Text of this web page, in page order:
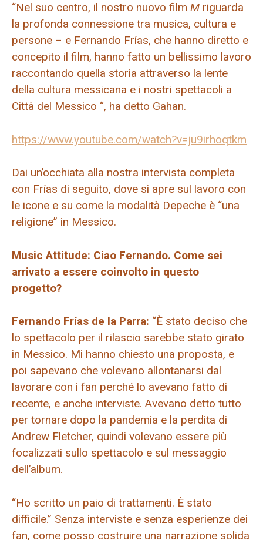
“Nel suo centro, il nostro nuovo film M riguarda
la profonda connessione tra musica, cultura e
persone – e Fernando Frías, che hanno diretto e
concepito il film, hanno fatto un bellissimo lavoro
raccontando quella storia attraverso la lente
della cultura messicana e i nostri spettacoli a
Città del Messico “, ha detto Gahan.
https://www.youtube.com/watch?v=ju9irhoqtkm
Dai un’occhiata alla nostra intervista completa
con Frías di seguito, dove si apre sul lavoro con
le icone e su come la modalità Depeche è “una
religione” in Messico.
Music Attitude: Ciao Fernando. Come sei
arrivato a essere coinvolto in questo
progetto?
Fernando Frías de la Parra: “È stato deciso che
lo spettacolo per il rilascio sarebbe stato girato
in Messico. Mi hanno chiesto una proposta, e
poi sapevano che volevano allontanarsi dal
lavorare con i fan perché lo avevano fatto di
recente, e anche interviste. Avevano detto tutto
per tornare dopo la pandemia e la perdita di
Andrew Fletcher, quindi volevano essere più
focalizzati sullo spettacolo e sul messaggio
dell’album.
“Ho scritto un paio di trattamenti. È stato
difficile.” Senza interviste e senza esperienze dei
fan, come posso costruire una narrazione solida